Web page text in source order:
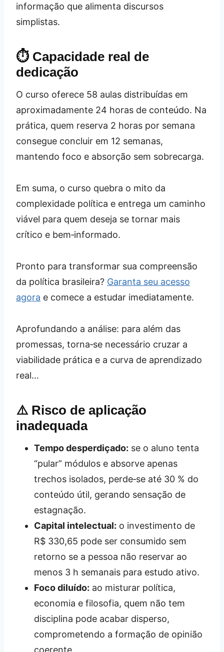
informação que alimenta discursos
simplistas.
⏱️ Capacidade real de
dedicação
O curso oferece 58 aulas distribuídas em
aproximadamente 24 horas de conteúdo. Na
prática, quem reserva 2 horas por semana
consegue concluir em 12 semanas,
mantendo foco e absorção sem sobrecarga.
Em suma, o curso quebra o mito da
complexidade política e entrega um caminho
viável para quem deseja se tornar mais
crítico e bem‑informado.
Pronto para transformar sua compreensão
da política brasileira? Garanta seu acesso
agora e comece a estudar imediatamente.
Aprofundando a análise: para além das
promessas, torna‑se necessário cruzar a
viabilidade prática e a curva de aprendizado
real…
⚠️ Risco de aplicação
inadequada
Tempo desperdiçado: se o aluno tenta
“pular” módulos e absorve apenas
trechos isolados, perde‑se até 30 % do
conteúdo útil, gerando sensação de
estagnação.
Capital intelectual: o investimento de
R$ 330,65 pode ser consumido sem
retorno se a pessoa não reservar ao
menos 3 h semanais para estudo ativo.
Foco diluído: ao misturar política,
economia e filosofia, quem não tem
disciplina pode acabar disperso,
comprometendo a formação de opinião
coerente.